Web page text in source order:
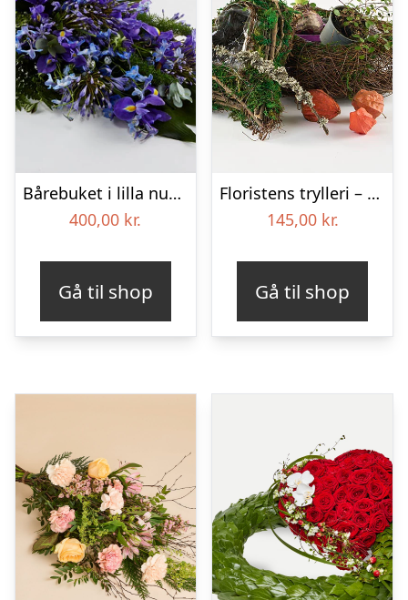
Bårebuket i lilla nuancer – Blomster til begravelse
400,00 kr.
Gå til shop
Floristens trylleri – gravpynt – Blomster til begravelse
145,00 kr.
Gå til shop